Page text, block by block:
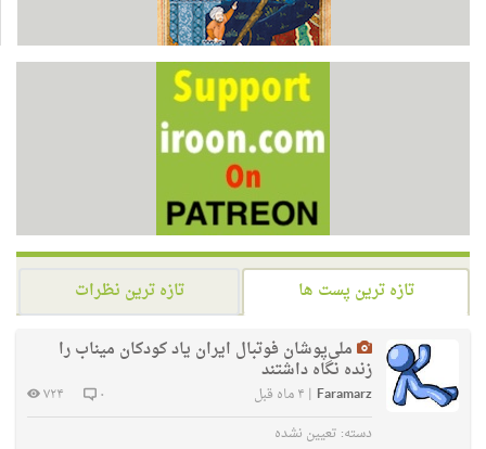
تازه ترین پست ها
تازه ترین نظرات
ملی‌پوشان فوتبال ایران یاد کودکان میناب را
زنده نگاه داشتند
Faramarz
| ۴ ماه قبل ۰
۷۲۴
دسته: تعیین نشده